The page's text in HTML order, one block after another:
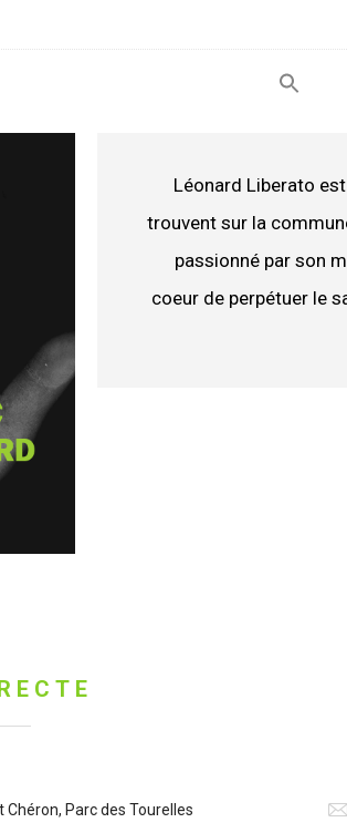
Léonard Liberato
trouvent sur la
passionné par son
coeur de perpétuer le
Parc des Tourelles